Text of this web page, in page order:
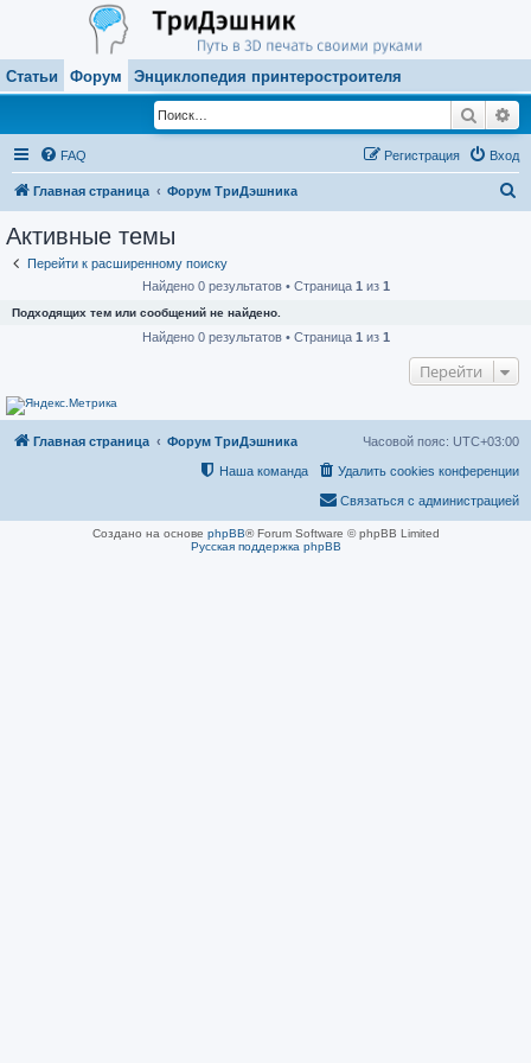
Статьи Форум Энциклопедия принтеростроителя
Поиск
FAQ Вход
Регистрация
Главная страница Форум ТриДэшника
Активные темы
Перейти к расширенному поиску
Найдено 0 результатов • Страница 1 из 1
Подходящих тем или сообщений не найдено.
Найдено 0 результатов • Страница 1 из 1
Перейти
Главная страница Форум ТриДэшника Часовой пояс: UTC+03:00
Удалить cookies конференции
Наша команда
Связаться с администрацией
Создано на основе phpBB® Forum Software © phpBB Limited
Русская поддержка phpBB